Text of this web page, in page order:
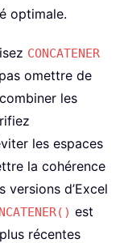
optimale.
CONCATENER
omettre de
les
les espaces
la cohérence
versions d’Excel
est
récentes